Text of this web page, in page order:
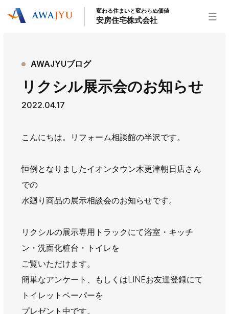
リフォーム事業 外装事業
新築住宅事業
不動産事業
社長挨拶 企業情報 沿革
拠点紹介
スタッフ紹介
お知らせ
大型工事施工事例
採用情報
新卒・第二新卒採用
変わる住まいと変わらぬ価値
安房住宅株式会社
AWAJYUブログ
リクシル展示会のお知らせ
2022.04.17
こんにちは。リフォーム相談館の半沢です。
恒例となりましたイオンタウン木更津朝日店さん
での
水廻り商品の展示相談会のお知らせです。
リクシルの展示専用トラックにて浴室・キッチ
ン・洗面化粧台・トイレを
ご覧いただけます。
簡単なアンケート、もしくはLINEお友達登録にて
トイレットペーパーを
プレゼント中です。